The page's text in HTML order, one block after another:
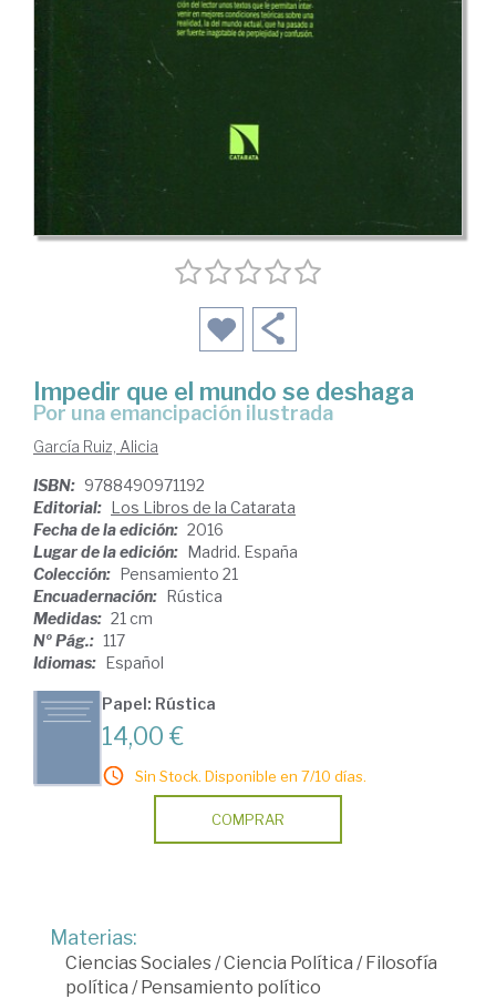
Impedir que el mundo se deshaga
por una emancipación ilustrada
García Ruiz, Alicia
ISBN: 9788490971192
Editorial: Los Libros de la Catarata
Fecha de la edición: 2016
Lugar de la edición: Madrid. España
Colección: Pensamiento 21
Encuadernación: Rústica
Medidas: 21 cm
Nº Pág.: 117
Idiomas: Español
Papel: Rústica
14,00 €
Sin Stock. Disponible en 7/10 días.
COMPRAR
Materias:
Ciencias Sociales/Ciencia Política /Filosofía
política /Pensamiento político